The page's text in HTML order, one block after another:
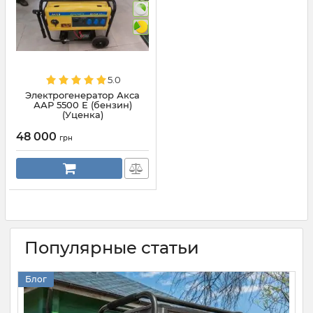
5.0
Электрогенератор Акса
ААР 5500 Е (бензин)
(Уценка)
48 000 грн
Популярные статьи
Блог